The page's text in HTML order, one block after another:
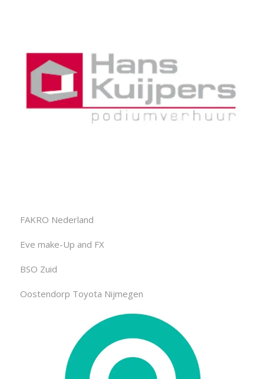
FAKRO Nederland
Eve make-Up and FX
BSO Zuid
Oostendorp Toyota Nijmegen